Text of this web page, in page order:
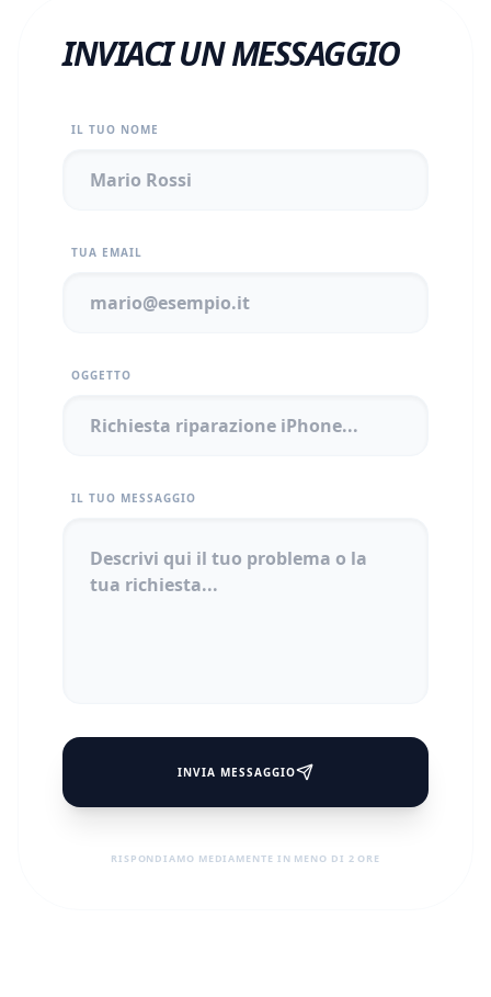
INVIACI UN MESSAGGIO
IL TUO NOME
TUA EMAIL
OGGETTO
IL TUO MESSAGGIO
INVIA MESSAGGIO
RISPONDIAMO MEDIAMENTE IN MENO DI 2 ORE